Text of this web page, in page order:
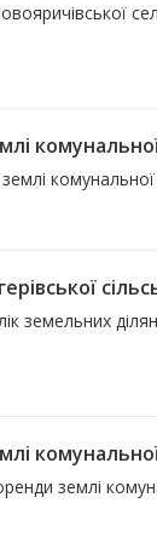
комунальної
земельних
землі